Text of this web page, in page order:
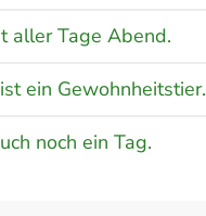
aller Tage Abend.
ein Gewohnheitstier.
noch ein Tag.